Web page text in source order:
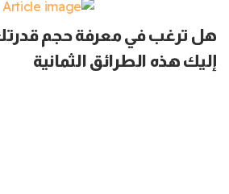
هل ترغب في معرفة حجم قدرتك
إليك هذه الطرائق الثمانية